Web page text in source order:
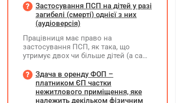
належного оформлення такої
премії?
Застосування ПСП на дітей у разі
загибелі (смерті) однієї з них
(аудіоверсія)
Працівниця має право на
застосування ПСП, як така, що
утримує двох чи більше дітей (а саме
одна дитина загинула. Як надалі
правильно застосовувати ПСП?
Працівниця має подати нову заяву
на застосування ПСП?
Здача в оренду ФОП –
платником ЄП частки
нежитлового приміщення, яке
належить декільком фізичним